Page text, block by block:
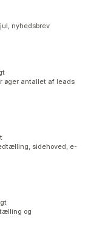
nyhedsbrev
øger antallet af leads
sidehoved, e-
og